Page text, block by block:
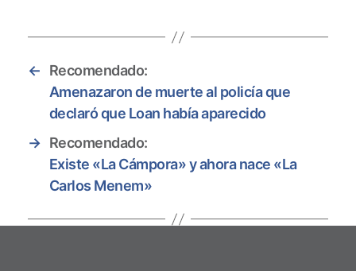
←
Recomendado:
Amenazaron de muerte al policía que
declaró que Loan había aparecido
→ Recomendado:
Existe «La Cámpora» y ahora nace «La
Carlos Menem»